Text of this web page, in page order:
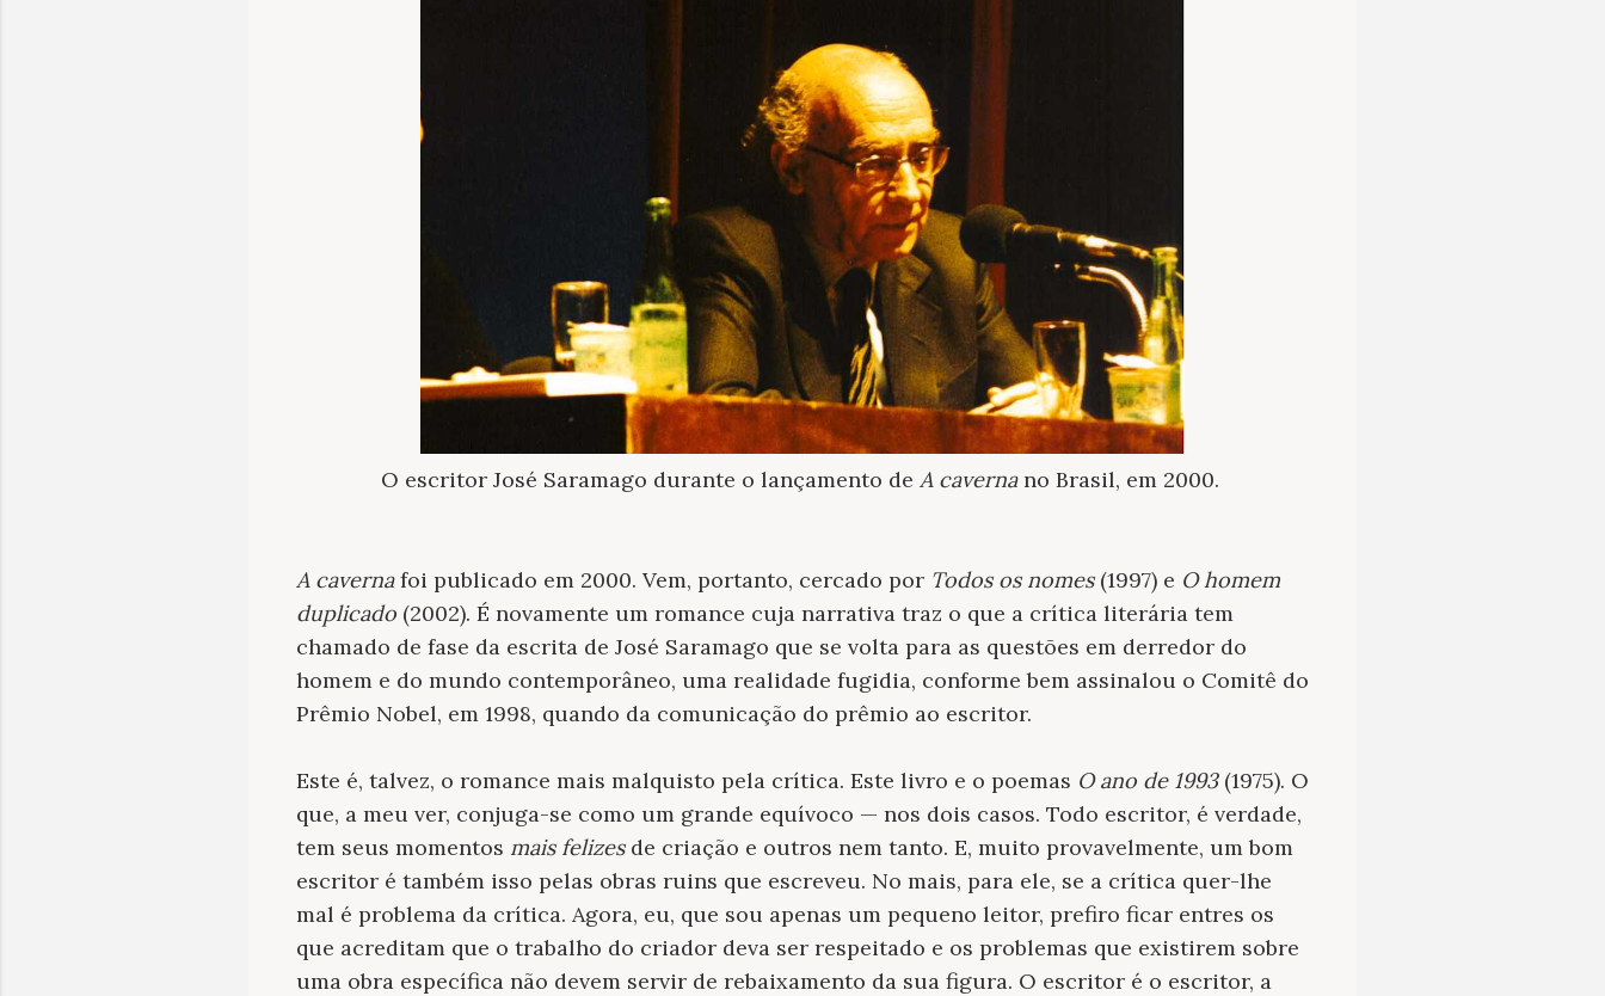
O escritor José Saramago durante o lançamento de A cavernano Brasil, em 2000.
A caverna foi publicado em 2000. Vem, portanto, cercado por Todos os nomes(1997) e O homem
duplicado (2002). É novamente um romance cuja narrativa traz o que a crítica literária tem
chamado de fase da escrita de José Saramago que se volta para as questões em derredor do
homem e do mundo contemporâneo, uma realidade fugidia, conforme bem assinalou o Comitê do
Prêmio Nobel, em 1998, quando da comunicação do prêmio ao escritor.
Este é, talvez, o romance mais malquisto pela crítica. Este livro e o poemas O ano de 1993 (1975). O
que, a meu ver, conjuga-se como um grande equívoco — nos dois casos. Todo escritor, é verdade,
tem seus momentos mais felizesde criação e outros nem tanto. E, muito provavelmente, um bom
escritor é também isso pelas obras ruins que escreveu. No mais, para ele, se a crítica quer-lhe
mal é problema da crítica. Agora, eu, que sou apenas um pequeno leitor, prefiro ficar entres os
que acreditam que o trabalho do criador deva ser respeitado e os problemas que existirem sobre
uma obra específica não devem servir de rebaixamento da sua figura. O escritor é o escritor, a